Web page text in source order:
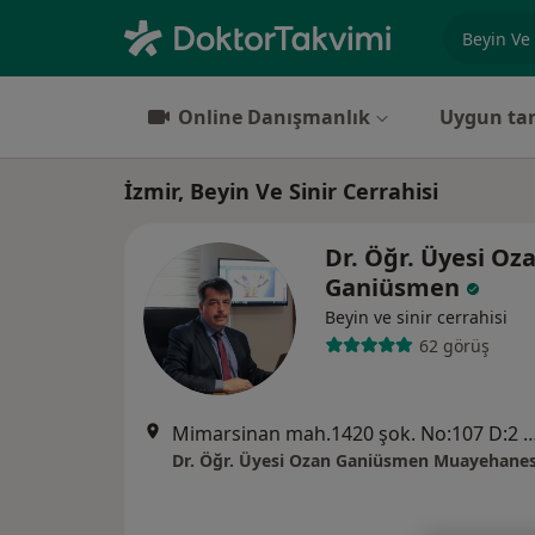
Online Danışmanlık Uygun
İzmir, Beyin Ve Sinir Cerrahisi
Dr. Öğr. Üyesi
Ganiüsmen
Beyin ve sinir cerrahisi
62 görüş
Mimarsinan mah.1420 şok. No:107 D:2
Dr. Öğr. Üyesi Ozan Ganiüsmen